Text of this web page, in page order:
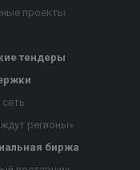
проекты
тендеры
регионы»
биржа